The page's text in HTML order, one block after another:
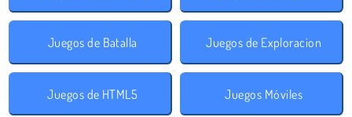
Juegos de Batalla Juegos de Exploracion
Juegos de HTML5 Juegos Móviles